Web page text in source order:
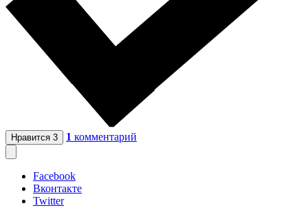
Нравится 3 1 комментарий
Facebook
Вконтакте
Twitter